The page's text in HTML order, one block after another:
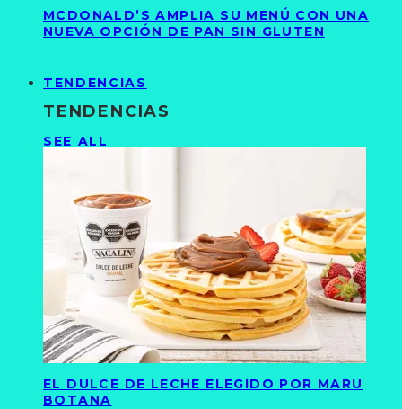
MCDONALD’S AMPLIA SU MENÚ CON UNA
NUEVA OPCIÓN DE PAN SIN GLUTEN
TENDENCIAS
TENDENCIAS
SEE ALL
EL DULCE DE LECHE ELEGIDO POR MARU
BOTANA